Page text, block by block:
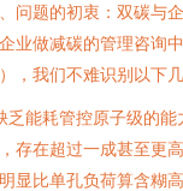
问题的初衷：双碳与
业做减碳的管理咨询
，我们不难识别以下
乏能耗管控原子级的
存在超过一成甚至更
显比单孔负荷算含糊